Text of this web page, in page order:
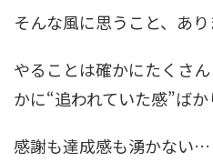
そんな風に思うこと、あり
やることは確かにたくさ
かに“追われていた感”ばか
感謝も達成感も湧かない